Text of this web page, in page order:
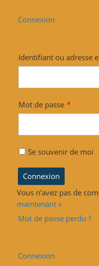
Connexion
Identifiant ou adresse
Mot de passe *
Se souvenir de moi
Vous n’avez pas de
maintenant »
Mot de passe perdu ?
Connexion